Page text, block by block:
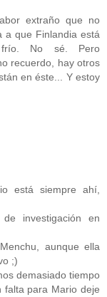
extraño que no
a que Finlandia está
No sé. Pero
recuerdo, hay otros
en éste... Y estoy
está siempre ahí,
investigación en
aunque ella
;)
demasiado tiempo
falta para Mario deje